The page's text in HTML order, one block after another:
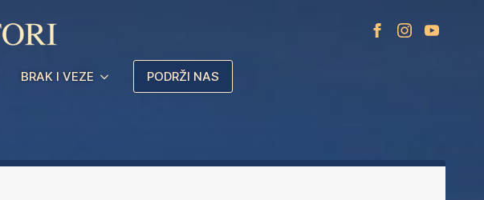
BRAK I VEZE PODRŽI NAS